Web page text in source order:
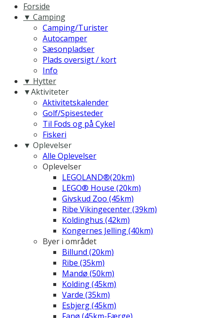
Forside
▼ Camping
Camping/Turister
Autocamper
Sæsonpladser
Plads oversigt / kort
Info
▼ Hytter
▼Aktiviteter
Aktivitetskalender
Golf/Spisesteder
Til Fods og på Cykel
Fiskeri
▼ Oplevelser
Alle Oplevelser
Oplevelser
LEGOLAND®(20km)
LEGO® House (20km)
Givskud Zoo (45km)
Ribe Vikingecenter (39km)
Koldinghus (42km)
Kongernes Jelling (40km)
Byer i området
Billund (20km)
Ribe (35km)
Mandø (50km)
Kolding (45km)
Varde (35km)
Esbjerg (45km)